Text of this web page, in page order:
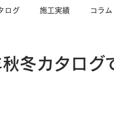
ログ 施工実績 コラム
冬カタログ